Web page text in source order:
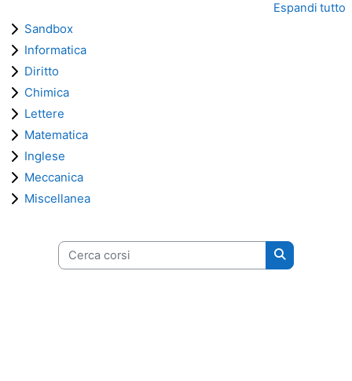
Espandi tutto
Sandbox
Informatica
Diritto
Chimica
Lettere
Matematica
Inglese
Meccanica
Miscellanea
Cerca corsi
Cerca corsi